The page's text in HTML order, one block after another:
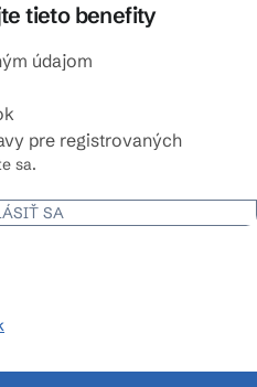
tieto benefity
údajom
pre registrovaných
sa.
SA